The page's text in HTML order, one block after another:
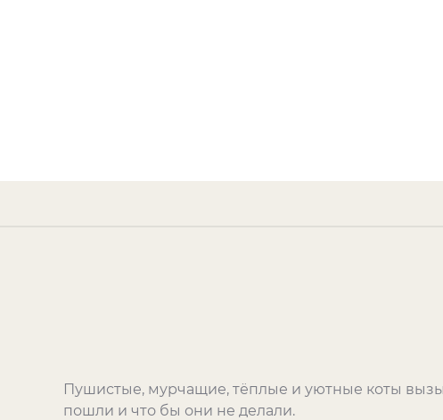
Пушистые, мурчащие, тёплые и уютные коты
пошли и что бы они не делали.